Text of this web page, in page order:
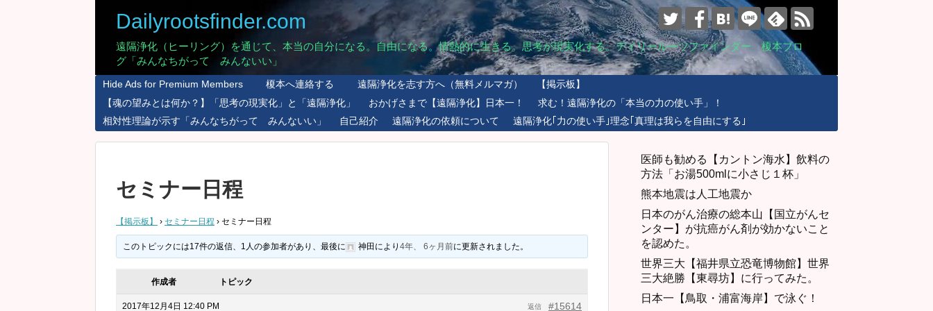
Dailyrootsfinder.com
遠隔浄化（ヒーリング）を通じて、本当の自分になる。自由になる。情熱的に生きる。思考が現実化する。デイリールーツファインダー 榎本ブロ
グ「みんなちがって みんないい」
Hide Ads for Premium Members 榎本へ連絡する 遠隔浄化を志す方へ（無料メルマガ）
【掲示板】
【魂の望みとは何か？】「思考の現実化」と「遠隔浄化」
おかげさまで【遠隔浄化】日本一！
求む！遠隔浄化の「本当の力の使い手」！
相対性理論が示す「みんなちがって みんないい」
自己紹介 遠隔浄化の依頼について 遠隔浄化｢力の使い手｣理念｢真理は我らを自由にする｣
セミナー日程
【掲示板】 › セミナー日程 › セミナー日程
このトピックには17件の返信、1人の参加者があり、最後に 神田 により4年、 6ヶ月前に更新されました。
作成者 トピック
2017年12月4日 12:40 PM #15614
返信
医師も勧める【カントン海水】飲料の
方法「お湯500mlに小さじ１杯」
熊本地震は人工地震か
日本のがん治療の総本山【国立がんセ
ンター】が抗癌がん剤が効かないこと
を認めた。
世界三大【福井県立恐竜博物館】世界
三大絶勝【東尋坊】に行ってみた。
日本一【鳥取・浦富海岸】で泳ぐ！